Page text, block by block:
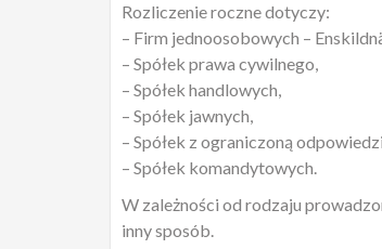
Rozliczenie roczne dotyczy:
– Firm jednoosobowych –
– Spółek prawa cywilnego,
– Spółek handlowych,
– Spółek jawnych,
– Spółek z ograniczoną
– Spółek komandytowych.
W zależności od rodzaju
inny sposób.